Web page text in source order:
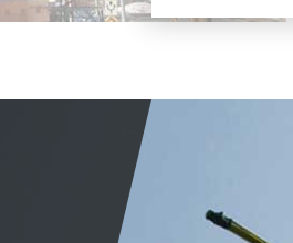
Entretien
risque